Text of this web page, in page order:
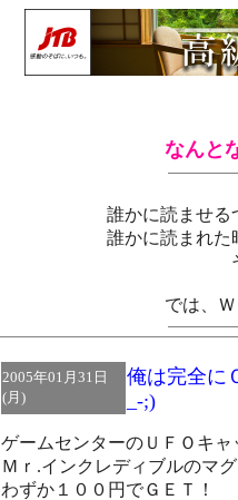
なんと
誰かに読ませる
誰かに読まれた
では、
2005年01月31日
(月)
俺は完全に
_-;)
ゲームセンターのＵＦＯキャ
Ｍｒ.インクレディブルのマ
わずか１００円でＧＥＴ！